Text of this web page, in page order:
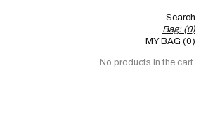
Search
Bag: (0)
MY BAG (0)
No products in the cart.